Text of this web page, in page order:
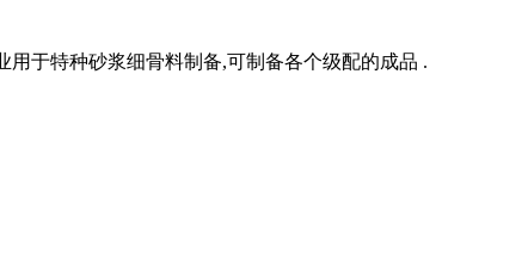
于特种砂浆细骨料制备,可制备各个级配的成品 .